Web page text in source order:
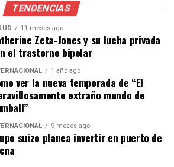
TENDENCIAS
11 meses ago
Zeta-Jones y su lucha privada
el trastorno bipolar
1 año ago
ver la nueva temporada de “El
extraño mundo de
9 meses ago
suizo planea invertir en puerto de